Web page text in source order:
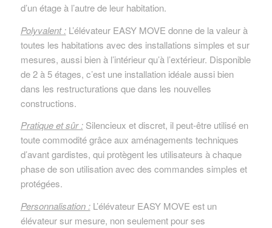
d’un étage à l’autre de leur habitation.
Polyvalent :L’élévateur EASY MOVE donne de la valeur à
toutes les habitations avec des installations simples et sur
mesures, aussi bien à l’intérieur qu’à l’extérieur. Disponible
de 2 à 5 étages, c’est une installation idéale aussi bien
dans les restructurations que dans les nouvelles
constructions.
Pratique et sûr :Silencieux et discret, il peut-être utilisé en
toute commodité grâce aux aménagements techniques
d’avant gardistes, qui protègent les utilisateurs à chaque
phase de son utilisation avec des commandes simples et
protégées.
Personnalisation :L’élévateur EASY MOVE est un
élévateur sur mesure, non seulement pour ses